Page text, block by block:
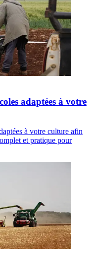
adaptées à votre
à votre culture afin
et pratique pour